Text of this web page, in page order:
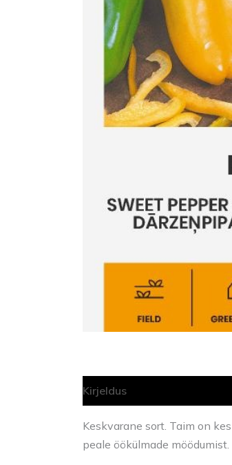
Kirjeldus
Keskvarane sort. Taim on
peale öökülmade